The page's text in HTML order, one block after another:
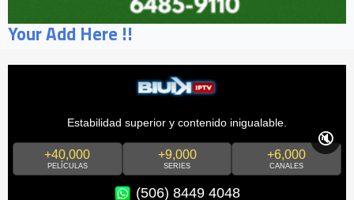
Your Add Here !!
Estabilidad superior y contenido inigualable.
+40,000
PELÍCULAS
+9,000
SERIES
+6,000
CANALES
(506) 8449 4048
🔇